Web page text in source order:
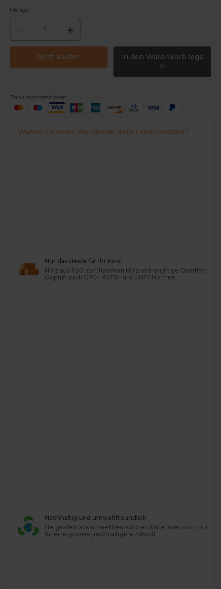
Menge
Jetzt kaufen
In den Warenkorb lege
n
Zahlungsmethoden:
Warum Families Worldwide dem Label vertraut?
Nur das Beste für Ihr Kind
Holz aus FSC-zertifiziertem Holz und ungiftige
Geprüft nach CPC-, ASTM- und EN71-Normen.
Nachhaltig und umweltfreundlich
Hergestellt aus umweltfreundlichen Materialien und mit
für eine grünere, nachhaltigere Zukunft.